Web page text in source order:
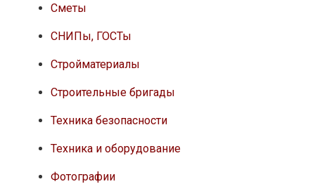
Сметы
СНИПы, ГОСТы
Стройматериалы
Строительные бригады
Техника безопасности
Техника и оборудование
Фотографии